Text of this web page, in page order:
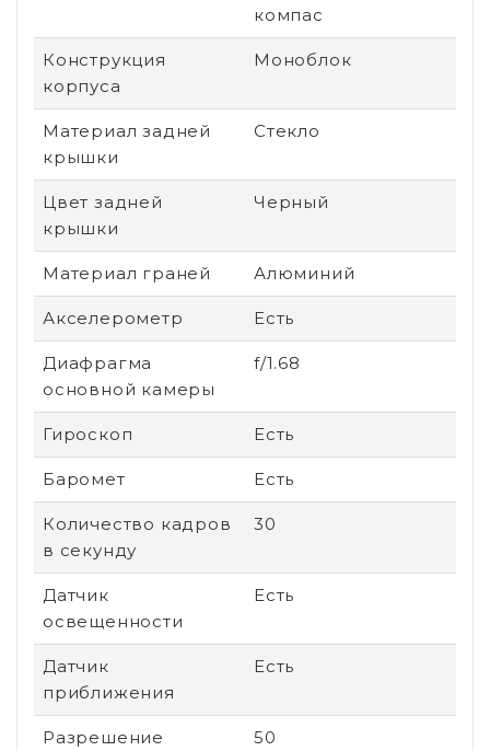
компас
Конструкция
корпуса
Моноблок
Материал задней
крышки
Стекло
Цвет задней
крышки
Черный
Материал граней Алюминий
Акселерометр Есть
Диафрагма
основной камеры
f/1.68
Гироскоп Есть
Баромет Есть
Количество кадров
в секунду
30
Датчик
освещенности
Есть
Датчик
приближения
Есть
Разрешение
50